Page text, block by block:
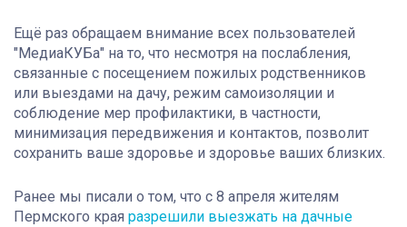
Ещё раз обращаем внимание всех пользователей
"МедиаКУБа" на то, что несмотря на послабления,
связанные с посещением пожилых родственников
или выездами на дачу, режим самоизоляции и
соблюдение мер профилактики, в частности,
минимизация передвижения и контактов, позволит
сохранить ваше здоровье и здоровье ваших близких.
Ранее мы писали о том, что с 8 апреля жителям
Пермского края разрешили выезжать на дачные